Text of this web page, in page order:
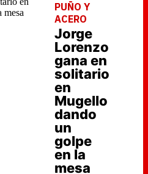
PUÑO Y
ACERO
Jorge
Lorenzo
gana en
solitario
en
Mugello
dando
un
golpe
en la
mesa